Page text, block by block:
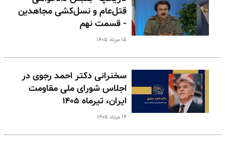
قتل‌عام و نسل‌کشی مجاهدین
- قسمت نهم
۱۵ مرداد ۱۴۰۵
سخنرانی دکتر احمد رجوی در
اجلاس شورای ملی مقاومت
ایران، تیرماه ۱۴۰۵
۱۴ مرداد ۱۴۰۵